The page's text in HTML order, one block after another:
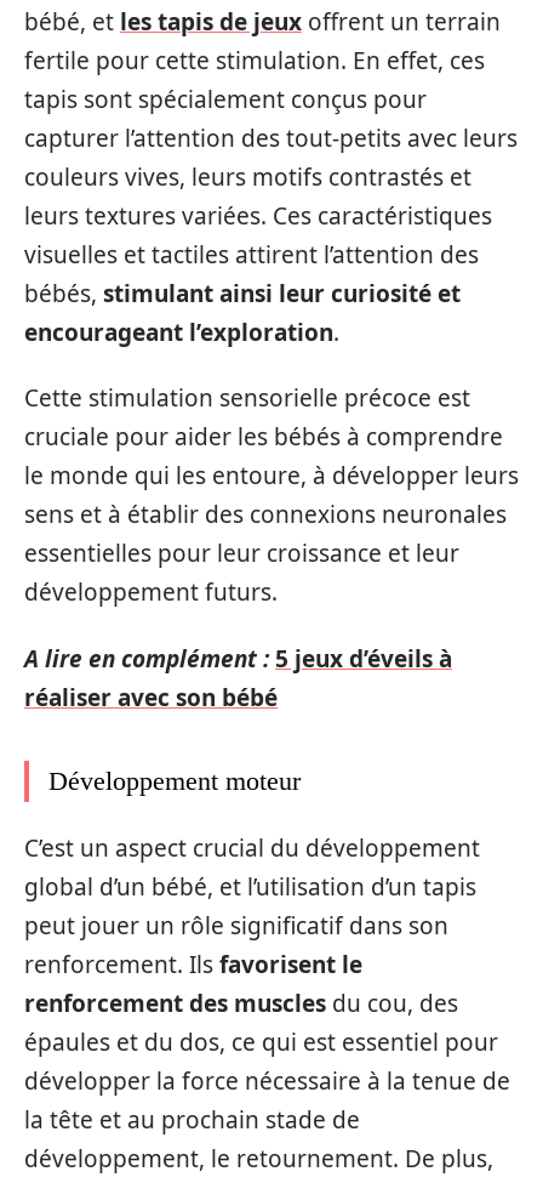
bébé, et les tapis de jeux offrent un terrain
fertile pour cette stimulation. En effet, ces
tapis sont spécialement conçus pour
capturer l’attention des tout-petits avec leurs
couleurs vives, leurs motifs contrastés et
leurs textures variées. Ces caractéristiques
visuelles et tactiles attirent l’attention des
bébés, stimulant ainsi leur curiosité et
encourageant l’exploration.
Cette stimulation sensorielle précoce est
cruciale pour aider les bébés à comprendre
le monde qui les entoure, à développer leurs
sens et à établir des connexions neuronales
essentielles pour leur croissance et leur
développement futurs.
A lire en complément : 5 jeux d’éveils à
réaliser avec son bébé
Développement moteur
C’est un aspect crucial du développement
global d’un bébé, et l’utilisation d’un tapis
peut jouer un rôle significatif dans son
renforcement. Ilsfavorisent le
renforcement des muscles du cou, des
épaules et du dos, ce qui est essentiel pour
développer la force nécessaire à la tenue de
la tête et au prochain stade de
développement, le retournement. De plus,